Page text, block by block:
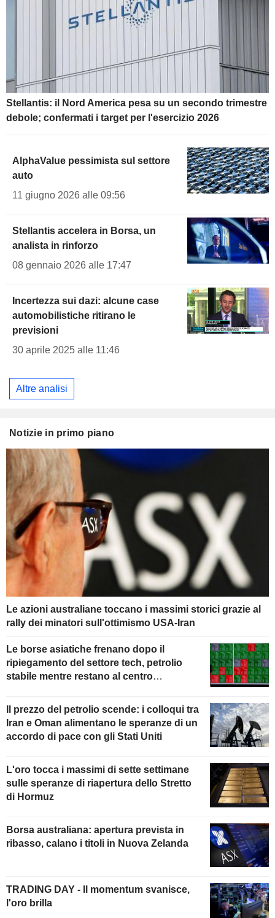
Stellantis: il Nord America pesa su un secondo trimestre
debole; confermati i target per l'esercizio 2026
AlphaValue pessimista sul settore
auto
11 giugno 2026 alle 09:56
Stellantis accelera in Borsa, un
analista in rinforzo
08 gennaio 2026 alle 17:47
Incertezza sui dazi: alcune case
automobilistiche ritirano le
previsioni
30 aprile 2025 alle 11:46
Altre analisi
Notizie in primo piano
Le azioni australiane toccano i massimi storici grazie al
rally dei minatori sull'ottimismo USA-Iran
Le borse asiatiche frenano dopo il
ripiegamento del settore tech, petrolio
stabile mentre restano al centro
Il prezzo del petrolio scende: i colloqui tra
Iran e Oman alimentano le speranze di un
accordo di pace con gli Stati Uniti
L'oro tocca i massimi di sette settimane
sulle speranze di riapertura dello Stretto
di Hormuz
Borsa australiana: apertura prevista in
ribasso, calano i titoli in Nuova Zelanda
TRADING DAY - Il momentum svanisce,
l'oro brilla